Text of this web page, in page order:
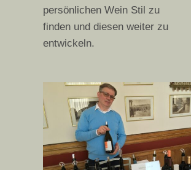
persönlichen Wein Stil zu
finden und diesen weiter zu
entwickeln.